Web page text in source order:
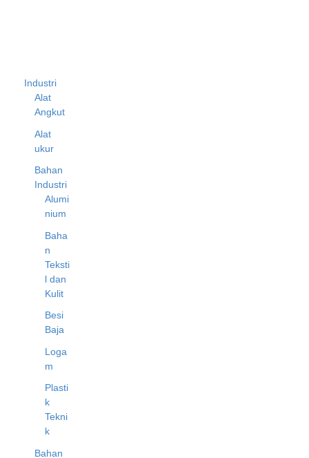
Industri
Alat
Angkut
Alat
ukur
Bahan
Industri
Alumi
nium
Baha
n
Teksti
l dan
Kulit
Besi
Baja
Loga
m
Plasti
k
Tekni
k
Bahan